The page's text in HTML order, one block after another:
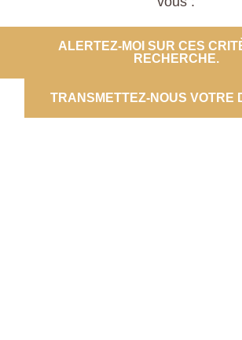
ALERTEZ-MOI SUR CES
RECHERCHE.
TRANSMETTEZ-NOUS VOTRE